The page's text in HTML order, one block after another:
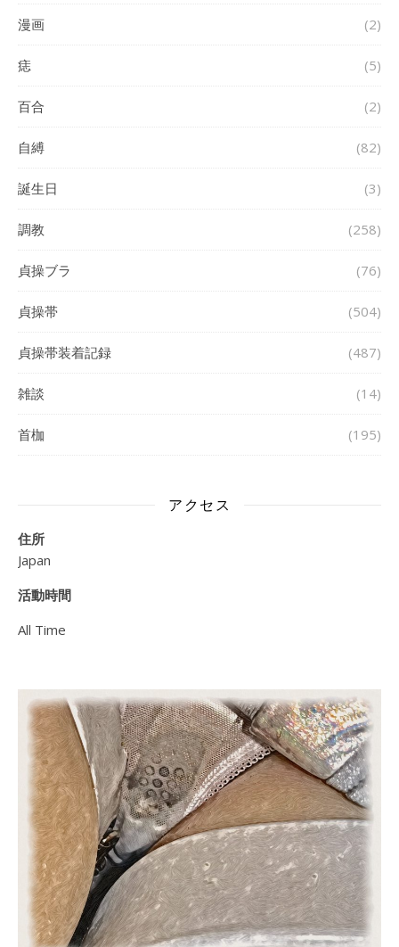
漫画 (2)
痣 (5)
百合 (2)
自縛 (82)
誕生日 (3)
調教 (258)
貞操ブラ (76)
貞操帯 (504)
貞操帯装着記録 (487)
雑談 (14)
首枷 (195)
アクセス
住所
Japan
活動時間
All Time